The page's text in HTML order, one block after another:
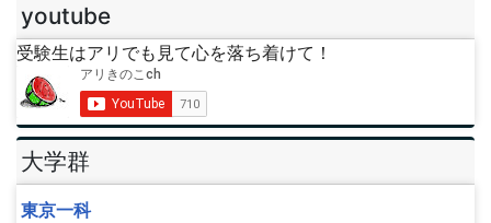
youtube
受験生はアリでも見て心を落ち着けて！
大学群
東京一科